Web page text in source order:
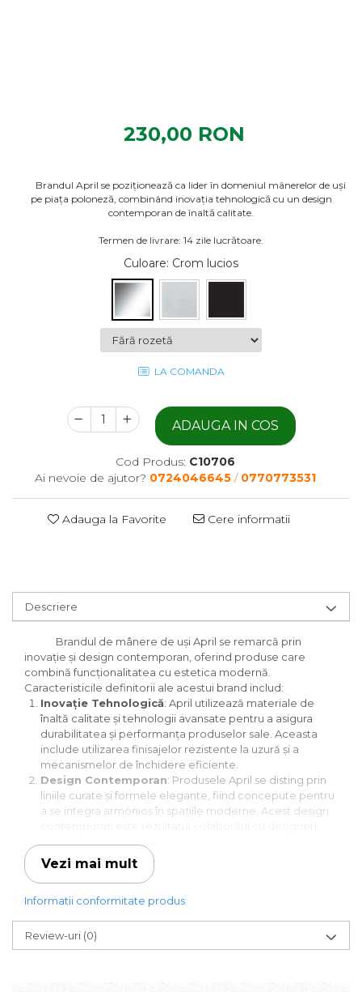
230,00 RON
Brandul April se poziționează ca lider în domeniul mânerelor de uși
pe piața poloneză, combinând inovația tehnologică cu un design
contemporan de înaltă calitate.
Termen de livrare: 14 zile lucrătoare.
Culoare: Crom lucios
LA COMANDA
ADAUGA IN COS
Cod Produs: C10706
Ai nevoie de ajutor? 0724046645 / 0770773531
Adauga la Favorite Cere informatii
Descriere
Brandul de mânere de uși April se remarcă prin
inovație și design contemporan, oferind produse care
combină funcționalitatea cu estetica modernă.
Caracteristicile definitorii ale acestui brand includ:
Inovație Tehnologică: April utilizează materiale de
înaltă calitate și tehnologii avansate pentru a asigura
durabilitatea și performanța produselor sale. Aceasta
include utilizarea finisajelor rezistente la uzură și a
mecanismelor de închidere eficiente.
Design Contemporan: Produsele April se disting prin
liniile curate și formele elegante, fiind concepute pentru
a se integra armonios în spațiile moderne. Acest design
Gama Variată de Produse
mânere de uși, potrivite pentru diferite stiluri și
preferințe. De la modele minimaliste la cele cu detalii
elaborate, brandul răspunde unei game largi de cerințe
estetice.
Funcționalitate și Ergonomie
estetic, mânerele April sunt proiectate pentru a oferi
Vezi mai mult
Informatii conformitate produs
Review-uri (0)